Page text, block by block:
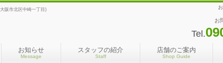
阪市北区中崎一丁目)
お
Tel.
お知らせ
Message
スタッフの紹介
Staff
店舗のご案内
Shop Guide